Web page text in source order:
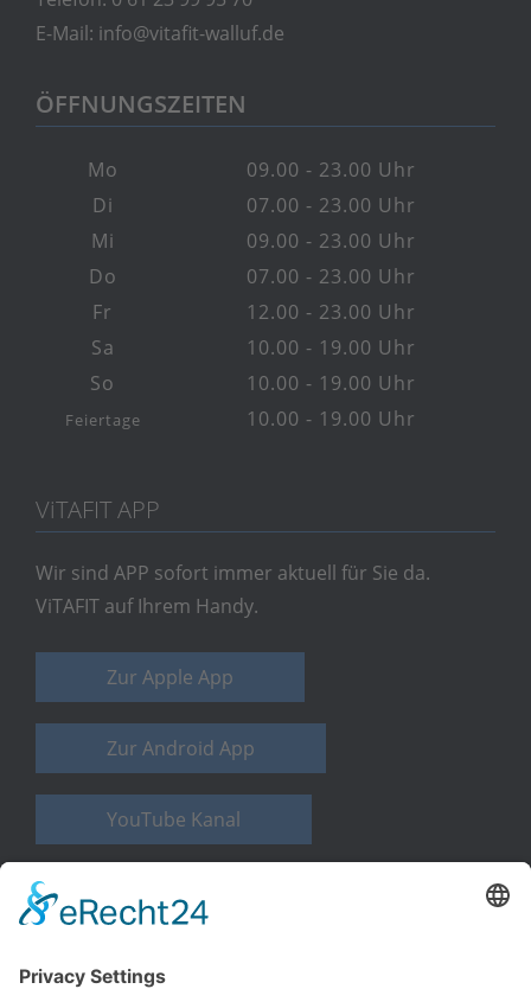
E-Mail: info@vitafit-walluf.de
ÖFFNUNGSZEITEN
Mo
09.00 - 23.00 Uhr
Di
07.00 - 23.00 Uhr
Mi
09.00 - 23.00 Uhr
Do
07.00 - 23.00 Uhr
Fr
12.00 - 23.00 Uhr
Sa
10.00 - 19.00 Uhr
So
10.00 - 19.00 Uhr
Feiertage 10.00 - 19.00 Uhr
ViTAFIT APP
Wir sind APP sofort immer aktuell für Sie da.
ViTAFIT auf Ihrem Handy.
Zur Apple App
Zur Android App
YouTube Kanal
WELLNESS PUR